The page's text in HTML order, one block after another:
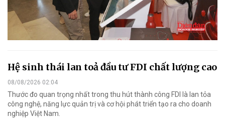
Hệ sinh thái lan toả đầu tư FDI chất lượng cao
08/08/2026 02:04
Thước đo quan trọng nhất trong thu hút thành công FDI là lan tỏa
công nghệ, năng lực quản trị và cơ hội phát triển tạo ra cho doanh
nghiệp Việt Nam.